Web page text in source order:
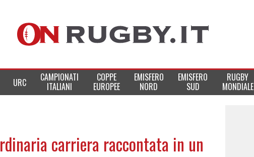
URC CAMPIONATI
ITALIANI
COPPE
EUROPEE
EMISFERO
NORD
EMISFERO
SUD
RUGBY
MONDIALE
carriera raccontata in un